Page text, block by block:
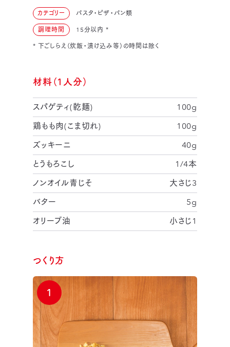
カテゴリー パスタ・ピザ・パン類
調理時間 15分以内 *
* 下ごしらえ（炊飯・漬け込み等）の時間は除く
材料（1人分）
スパゲティ(乾麺)
100g
鶏もも肉(こま切れ)
100g
ズッキーニ
40g
とうもろこし
1/4本
ノンオイル青じそ
大さじ3
バター
5g
オリーブ油
小さじ1
つくり方
1